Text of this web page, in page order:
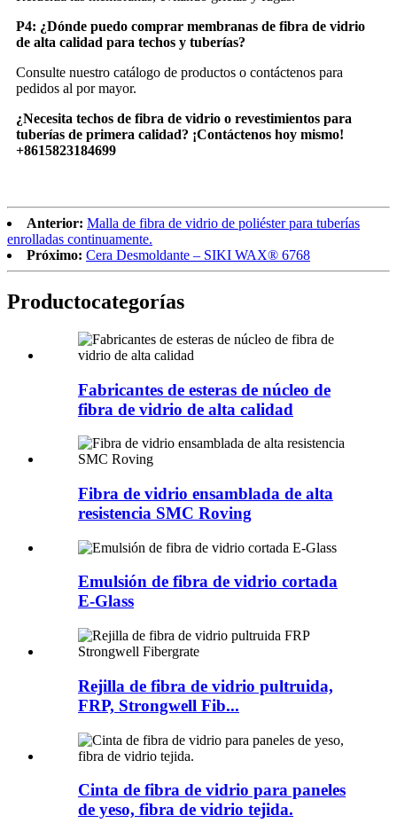
P4: ¿Dónde puedo comprar membranas de fibra de vidrio
de alta calidad para techos y tuberías?
Consulte nuestro catálogo de productos o contáctenos para
pedidos al por mayor.
¿Necesita techos de fibra de vidrio o revestimientos para
tuberías de primera calidad? ¡Contáctenos hoy mismo!
+8615823184699
Anterior: Malla de fibra de vidrio de poliéster para tuberías
enrolladas continuamente.
Próximo: Cera Desmoldante – SIKI WAX® 6768
Productocategorías
Fabricantes de esteras de núcleo de
fibra de vidrio de alta calidad
Fibra de vidrio ensamblada de alta
resistencia SMC Roving
Emulsión de fibra de vidrio cortada
E-Glass
Rejilla de fibra de vidrio pultruida,
FRP, Strongwell Fib...
Cinta de fibra de vidrio para paneles
de yeso, fibra de vidrio tejida.